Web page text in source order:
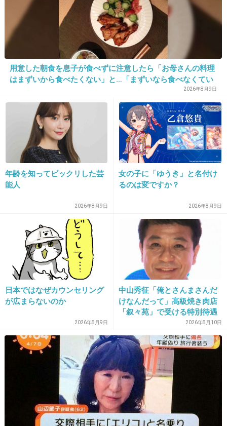
なんで韓国ばかり推すの？ほんと気持ち悪い。
+71
+42 -1
23. 匿名2026/07/08(水) 10:18:27
>>9
1件の返信
+28
24. 匿名2026/07/08(水) 10:18:31
2件の返信
+0
2026/07/08(水) 10:18:42
用意した朝食を息子が食べずに注意したら「お母さんの料理
はまずいから食べたくない」と…「まずいなら食べなくてい
い。今後は自分で食事を用意しなさい。お金は渡す」と言っ
た話が議論に
2026年8月9日
年齢を知ってビックリした芸
能人
2026年8月9日
女の子に「ゆうき」と名付け
るのは変ですか？
2026年8月9日
日本ではなぜカウンセリング
が広まらないのか
2026年8月9日
中山秀征「俺とさんまさんだ
けなんだって」高級焼き肉店
「叙々苑」で受ける特別待遇
2026年8月10日